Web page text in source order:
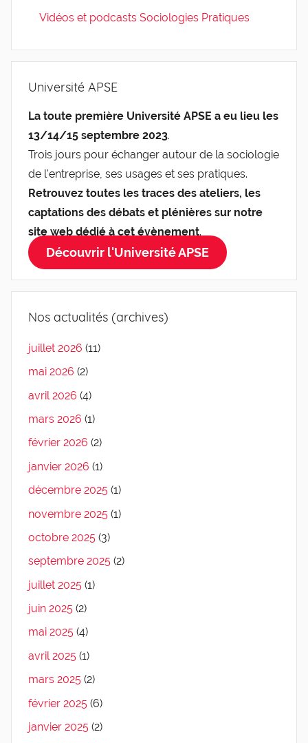
Vidéos et podcasts Sociologies Pratiques
Université APSE
La toute première Université APSE a eu lieu les
13/14/15 septembre 2023.
Trois jours pour échanger autour de la sociologie
de l'entreprise, ses usages et ses pratiques.
Retrouvez toutes les traces des ateliers, les
captations des débats et plénières sur notre
site web dédié à cet évènement.
Découvrir l'Université APSE
Nos actualités (archives)
juillet 2026 (11)
mai 2026 (2)
avril 2026 (4)
mars 2026 (1)
février 2026 (2)
janvier 2026 (1)
décembre 2025 (1)
novembre 2025 (1)
octobre 2025 (3)
septembre 2025 (2)
juillet 2025 (1)
juin 2025 (2)
mai 2025 (4)
avril 2025 (1)
mars 2025 (2)
février 2025 (6)
janvier 2025 (2)